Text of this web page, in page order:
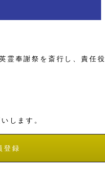
霊奉謝祭を斎行し、責任役
します。
登録